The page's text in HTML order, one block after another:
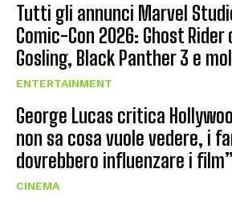
Tutti gli annunci Marvel
Comic-Con 2026: Ghost Rider
Gosling, Black Panther 3 e
ENTERTAINMENT
George Lucas critica
non sa cosa vuole vedere, i
dovrebbero influenzare i film”
CINEMA